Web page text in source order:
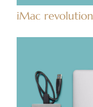
iMac revolution